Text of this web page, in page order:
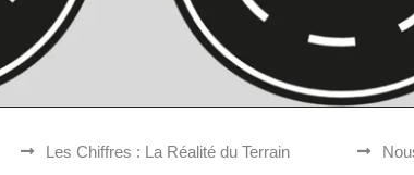
Les Chiffres : La Réalité du Terrain